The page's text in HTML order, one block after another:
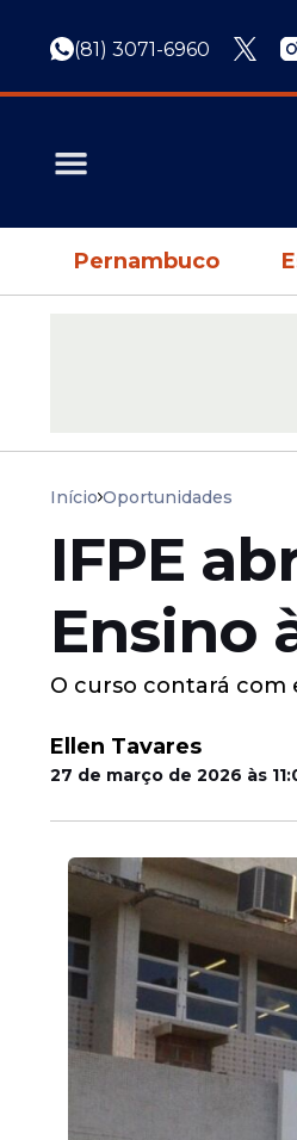
(81) 3071-6960
Pernambuco
Início Oportunidades
IFPE
Ensino
O curso contará com
Ellen Tavares
27 de março de 2026 às